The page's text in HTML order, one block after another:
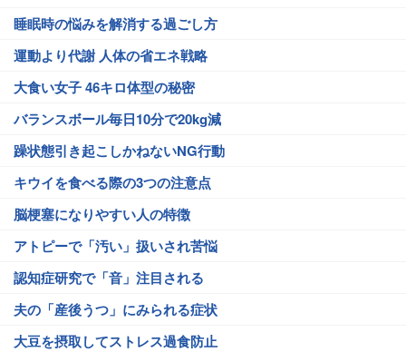
睡眠時の悩みを解消する過ごし方
運動より代謝 人体の省エネ戦略
大食い女子 46キロ体型の秘密
バランスボール毎日10分で20kg減
躁状態引き起こしかねないNG行動
キウイを食べる際の3つの注意点
脳梗塞になりやすい人の特徴
アトピーで「汚い」扱いされ苦悩
認知症研究で「音」注目される
夫の「産後うつ」にみられる症状
大豆を摂取してストレス過食防止